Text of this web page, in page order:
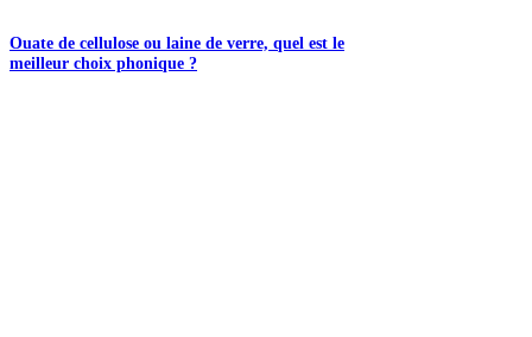
Ouate de cellulose ou laine de verre, quel est le
meilleur choix phonique ?